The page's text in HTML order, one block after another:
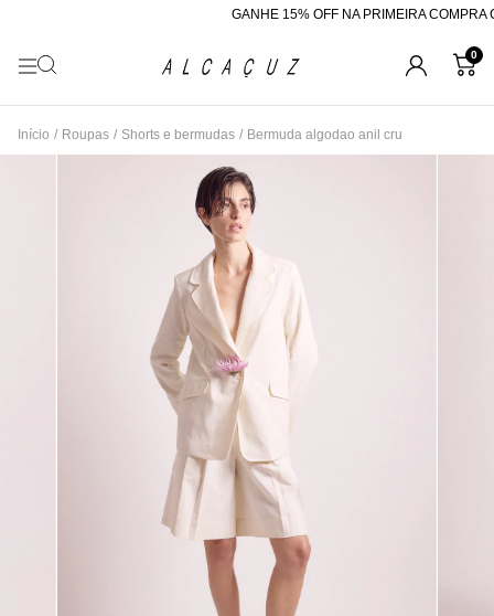
GANHE 15% OFF NA PRIMEIRA COMPRA
0
Início / Roupas / Shorts e bermudas / Bermuda algodao anil cru